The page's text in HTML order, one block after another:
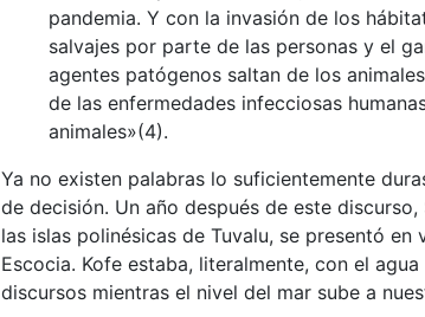
pandemia. Y con la invasión de los
salvajes por parte de las personas y el
agentes patógenos saltan de los
de las enfermedades infecciosas
animales»(4).
Ya no existen palabras lo suficientemente
de decisión. Un año después de este
las islas polinésicas de Tuvalu, se presentó
Escocia. Kofe estaba, literalmente, con el
discursos mientras el nivel del mar sube a